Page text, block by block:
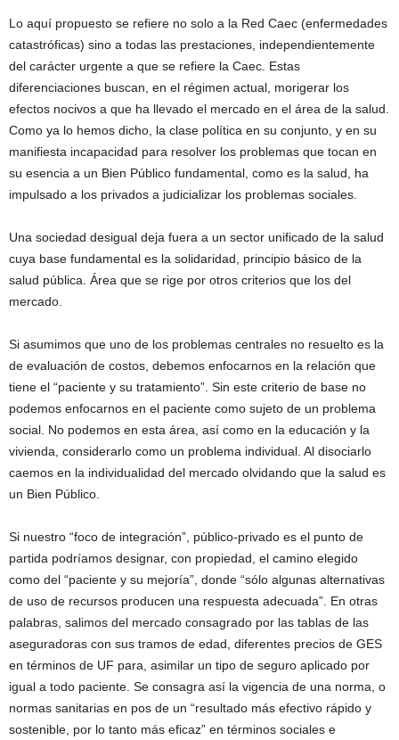
Lo aquí propuesto se refiere no solo a la Red Caec (enfermedades
catastróficas) sino a todas las prestaciones, independientemente
del carácter urgente a que se refiere la Caec. Estas
diferenciaciones buscan, en el régimen actual, morigerar los
efectos nocivos a que ha llevado el mercado en el área de la salud.
Como ya lo hemos dicho, la clase política en su conjunto, y en su
manifiesta incapacidad para resolver los problemas que tocan en
su esencia a un Bien Público fundamental, como es la salud, ha
impulsado a los privados a judicializar los problemas sociales.
Una sociedad desigual deja fuera a un sector unificado de la salud
cuya base fundamental es la solidaridad, principio básico de la
salud pública. Área que se rige por otros criterios que los del
mercado.
Si asumimos que uno de los problemas centrales no resuelto es la
de evaluación de costos, debemos enfocarnos en la relación que
tiene el “paciente y su tratamiento”. Sin este criterio de base no
podemos enfocarnos en el paciente como sujeto de un problema
social. No podemos en esta área, así como en la educación y la
vivienda, considerarlo como un problema individual. Al disociarlo
caemos en la individualidad del mercado olvidando que la salud es
un Bien Público.
Si nuestro “foco de integración”, público-privado es el punto de
partida podríamos designar, con propiedad, el camino elegido
como del “paciente y su mejoría”, donde “sólo algunas alternativas
de uso de recursos producen una respuesta adecuada”. En otras
palabras, salimos del mercado consagrado por las tablas de las
aseguradoras con sus tramos de edad, diferentes precios de GES
en términos de UF para, asimilar un tipo de seguro aplicado por
igual a todo paciente. Se consagra así la vigencia de una norma, o
normas sanitarias en pos de un “resultado más efectivo rápido y
sostenible, por lo tanto más eficaz” en términos sociales e